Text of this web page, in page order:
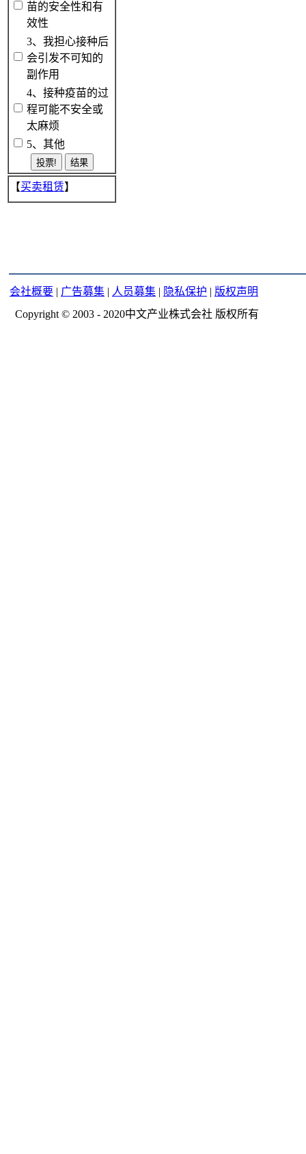
苗的安全性和有
效性
3、我担心接种后
会引发不可知的
副作用
4、接种疫苗的过
程可能不安全或
太麻烦
5、其他
【买卖租赁】
会社概要 | 广告募集 | 人员募集 | 隐私保护 | 版权声明
Copyright © 2003 - 2020中文产业株式会社 版权所有